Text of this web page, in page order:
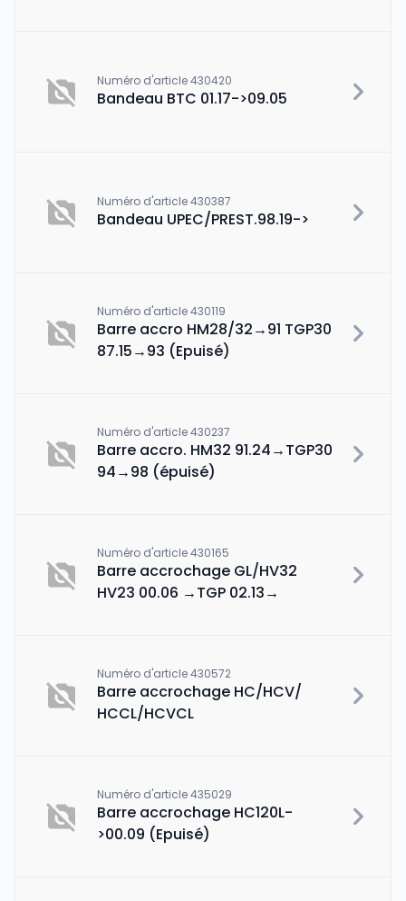
Numéro d'article 430420
Bandeau BTC 01.17->09.05
Numéro d'article 430387
Bandeau UPEC/PREST.98.19->
Numéro d'article 430119
Barre accro HM28/32→91 TGP30
87.15→93 (Epuisé)
Numéro d'article 430237
Barre accro. HM32 91.24→TGP30
94→98 (épuisé)
Numéro d'article 430165
Barre accrochage GL/HV32
HV23 00.06 →TGP 02.13→
Numéro d'article 430572
Barre accrochage HC/HCV/
HCCL/HCVCL
Numéro d'article 435029
Barre accrochage HC120L-
>00.09 (Epuisé)